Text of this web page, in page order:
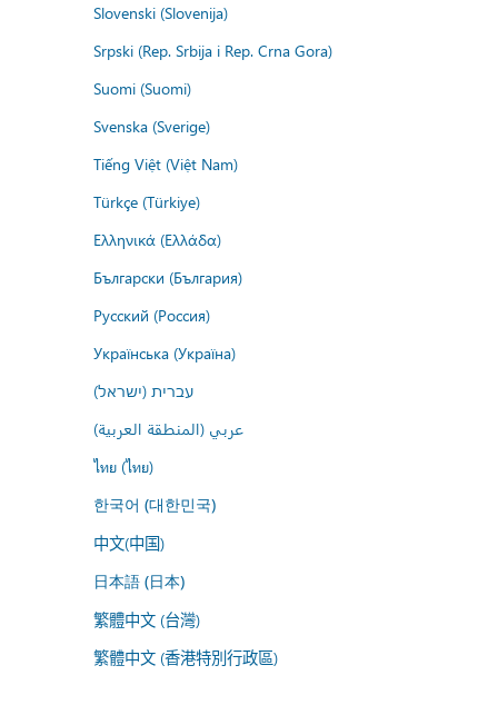
Slovenski (Slovenija)
Srpski (Rep. Srbija i Rep. Crna Gora)
Suomi (Suomi)
Svenska (Sverige)
Tiếng Việt (Việt Nam)
Türkçe (Türkiye)
Ελληνικά (Ελλάδα)
Български (България)
Русский (Россия)
Українська (Україна)
עברית (ישראל)
عربي (المنطقة العربية)
ไทย (ไทย)
한국어 (대한민국)
中文(中国)
日本語 (日本)
繁體中文 (台灣)
繁體中文 (香港特別行政區)